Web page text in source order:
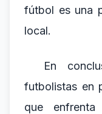
fútbol es una
local.
En
futbolistas en
que